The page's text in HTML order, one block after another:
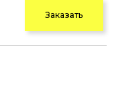
Заказать